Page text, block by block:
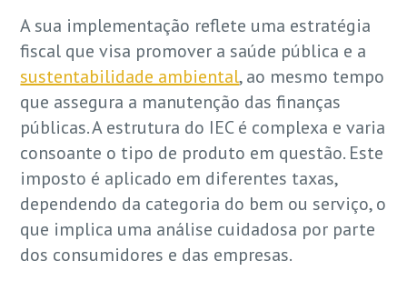
A sua implementação reflete uma estratégia
fiscal que visa promover a saúde pública e a
sustentabilidade ambiental, ao mesmo tempo
que assegura a manutenção das finanças
públicas. A estrutura do IEC é complexa e varia
consoante o tipo de produto em questão. Este
imposto é aplicado em diferentes taxas,
dependendo da categoria do bem ou serviço, o
que implica uma análise cuidadosa por parte
dos consumidores e das empresas.